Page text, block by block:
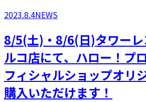
2023.8.4NEWS
8/5(土)・8/6(日)タワー
ルコ店にて、ハロー！プ
フィシャルショップオリ
購入いただけます！